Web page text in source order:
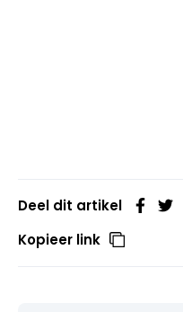
Deel dit artikel
Kopieer link